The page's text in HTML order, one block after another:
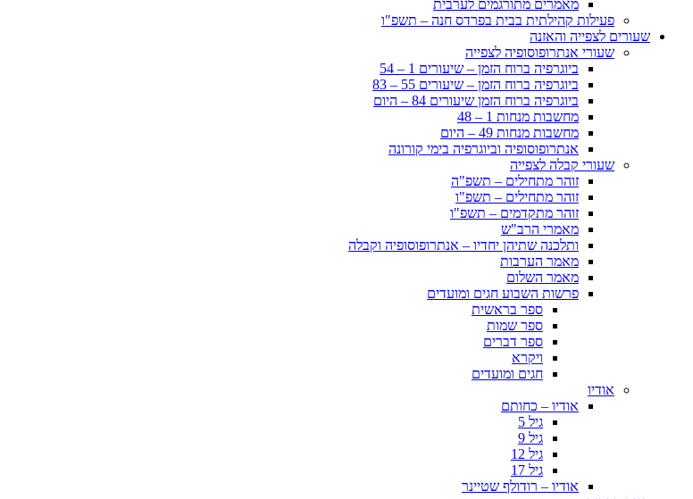
מאמרים מתורגמים לערבית
פעילות קהילתית בבית בפרדס חנה – תשפ"ו
שעורים לצפייה והאזנה
שעורי אנתרופוסופיה לצפייה
ביוגרפיה ברוח הזמן – שיעורים 1 – 54
ביוגרפיה ברוח הזמן – שיעורים 55 – 83
ביוגרפיה ברוח הזמן שיעורים 84 – היום
מחשבות מנחות 1 – 48
מחשבות מנחות 49 – היום
אנתרופוסופיה וביוגרפיה בימי קורונה
שעורי קבלה לצפייה
זוהר מתחילים – תשפ"ה
זוהר מתחילים – תשפ"ו
זוהר מתקדמים – תשפ"ו
מאמרי הרב"ש
ותלכנה שתיהן יחדיו – אנתרופוסופיה וקבלה
מאמר הערבות
מאמר השלום
פרשות השבוע חגים ומועדים
ספר בראשית
ספר שמות
ספר דברים
ויקרא
חגים ומועדים
אודיו
אודיו – כחותם
גיל 5
גיל 9
גיל 12
גיל 17
אודיו – רודולף שטיינר